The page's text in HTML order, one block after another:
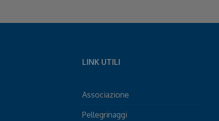
LINK UTILI
Associazione
Pellegrinaggi